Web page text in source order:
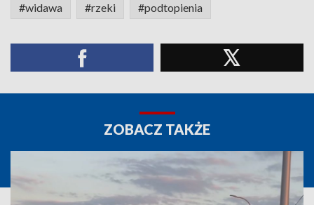
#widawa #rzeki #podtopienia
ZOBACZ TAKŻE